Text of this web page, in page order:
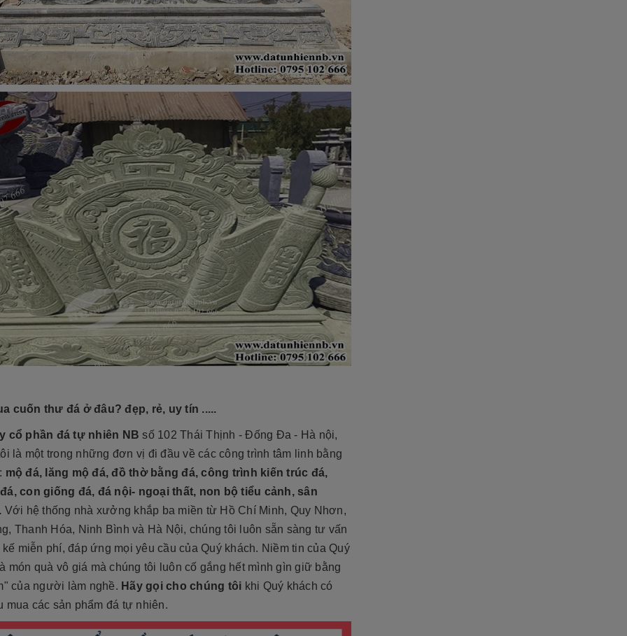
cuốn thư đá ở đâu? đẹp, rẻ, uy tín .....
cổ phần đá tự nhiên NB số 102 Thái Thịnh - Đống Đa - Hà nội,
là một trong những đơn vị đi đầu về các công trình tâm linh bằng
mộ đá, lăng mộ đá, đồ thờ bằng đá, công trình kiến trúc đá,
con giống đá, đá nội- ngoại thất, non bộ tiểu cảnh, sân
Với hệ thống nhà xưởng khắp ba miền từ Hồ Chí Minh, Quy Nhơn,
Thanh Hóa, Ninh Bình và Hà Nội, chúng tôi luôn sẵn sàng tư vấn
kế miễn phí, đáp ứng mọi yêu cầu của Quý khách. Niềm tin của Quý
món quà vô giá mà chúng tôi luôn cố gắng hết mình gìn giữ bằng
của người làm nghề. Hãy gọi cho chúng tôi khi Quý khách có
mua các sản phẩm đá tự nhiên.